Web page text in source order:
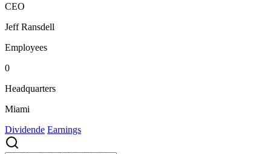
CEO
Jeff Ransdell
Employees
0
Headquarters
Miami
Dividende Earnings